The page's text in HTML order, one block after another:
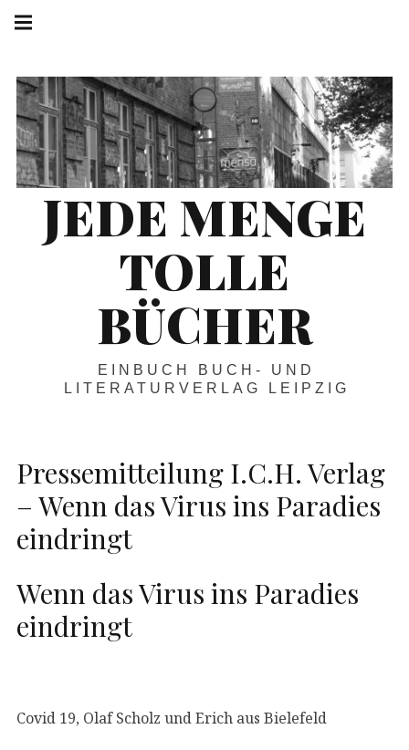
Springe
zum
JEDE MENGE
TOLLE
BÜCHER
EINBUCH BUCH- UND
LITERATURVERLAG LEIPZIG
Pressemitteilung I.C.H. Verlag
– Wenn das Virus ins Paradies
eindringt
Wenn das Virus ins Paradies
eindringt
Covid 19, Olaf Scholz und Erich aus Bielefeld